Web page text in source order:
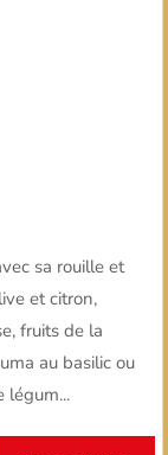
sa rouille et
et citron,
fruits de la
au basilic ou
légum...